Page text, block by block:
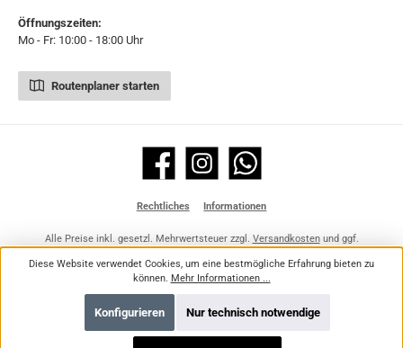
Öffnungszeiten:
Mo - Fr: 10:00 - 18:00 Uhr
Routenplaner starten
Facebook Instagram WhatsApp
Rechtliches Informationen
Alle Preise inkl. gesetzl. Mehrwertsteuer zzgl. Versandkostenund ggf.
Diese Website verwendet Cookies, um eine bestmögliche Erfahrung bieten zu
können. Mehr Informationen ...
Nur technisch notwendige
Konfigurieren